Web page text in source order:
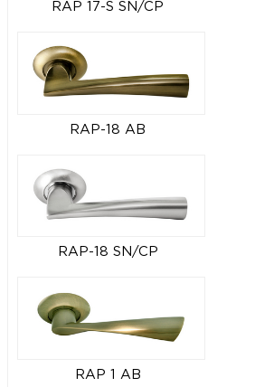
RAP 17-S SN/CP
RAP-18 AB
RAP-18 SN/CP
RAP 1 AB